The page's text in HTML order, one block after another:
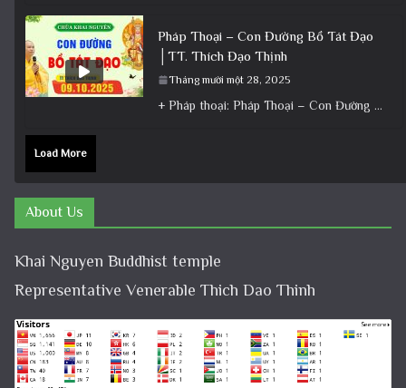
Pháp Thoại – Con Đường Bồ Tát Đạo
│TT. Thích Đạo Thịnh
Tháng mười một 28, 2025
+ Pháp thoại: Pháp Thoại – Con Đường Bồ Tát Đạo │TT. Thích Đạo Thịnh + Album: Pháp Thoại +
Load More
About Us
Khai Nguyen Buddhist temple
Representative Venerable Thich Dao Thinh